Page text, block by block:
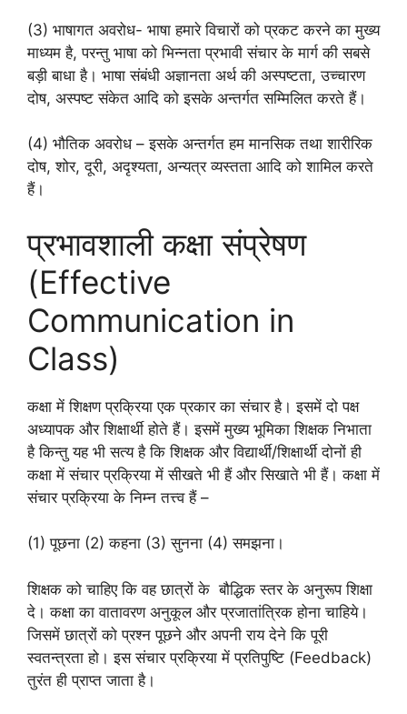
(3) भाषागत अवरोध- भाषा हमारे विचारों को प्रकट करने का मुख्य
माध्यम है, परन्तु भाषा को भिन्नता प्रभावी संचार के मार्ग की सबसे
बड़ी बाधा है। भाषा संबंधी अज्ञानता अर्थ की अस्पष्टता, उच्चारण
दोष, अस्पष्ट संकेत आदि को इसके अन्तर्गत सम्मिलित करते हैं।
(4) भौतिक अवरोध – इसके अन्तर्गत हम मानसिक तथा शारीरिक
दोष, शोर, दूरी, अदृश्यता, अन्यत्र व्यस्तता आदि को शामिल करते
हैं।
प्रभावशाली कक्षा संप्रेषण
(Effective
Communication in
Class)
कक्षा में शिक्षण प्रक्रिया एक प्रकार का संचार है। इसमें दो पक्ष
अध्यापक और शिक्षार्थी होते हैं। इसमें मुख्य भूमिका शिक्षक निभाता
है किन्तु यह भी सत्य है कि शिक्षक और विद्यार्थी/शिक्षार्थी दोनों ही
कक्षा में संचार प्रक्रिया में सीखते भी हैं और सिखाते भी हैं। कक्षा में
संचार प्रक्रिया के निम्न तत्त्व हैं –
(1) पूछना (2) कहना (3) सुनना (4) समझना।
शिक्षक को चाहिए कि वह छात्रों के बौद्धिक स्तर के अनुरूप शिक्षा
दे। कक्षा का वातावरण अनुकूल और प्रजातांत्रिक होना चाहिये।
जिसमें छात्रों को प्रश्न पूछने और अपनी राय देने कि पूरी
स्वतन्त्रता हो। इस संचार प्रक्रिया में प्रतिपुष्टि (Feedback)
तुरंत ही प्राप्त जाता है।